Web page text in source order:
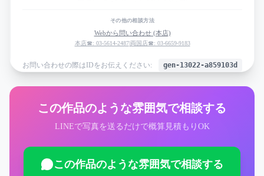
その他の相談方法
Webから問い合わせ (本店)
本店☎: 03-5614-2487|両国店☎: 03-6659-9183
お問い合わせの際はIDをお伝えください: gen-13022-a859103d
この作品のような雰囲気で相談する
LINEで写真を送るだけで概算見積もりOK
この作品のような雰囲気で相談する